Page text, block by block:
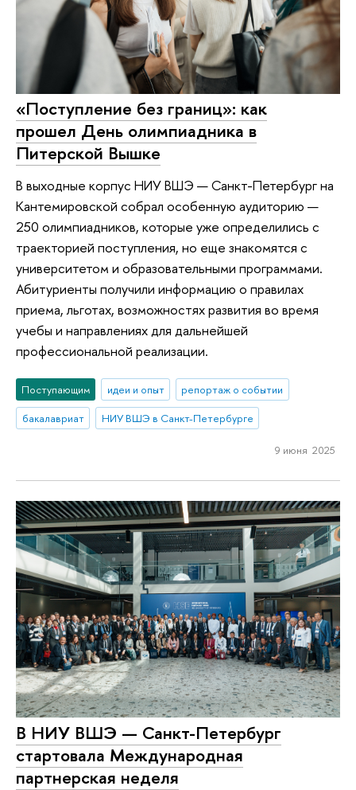
«Поступление без границ»: как
прошел День олимпиадника в
Питерской Вышке
В выходные корпус НИУ ВШЭ — Санкт-Петербург на
Кантемировской собрал особенную аудиторию —
250 олимпиадников, которые уже определились с
траекторией поступления, но еще знакомятся с
университетом и образовательными программами.
Абитуриенты получили информацию о правилах
приема, льготах, возможностях развития во время
учебы и направлениях для дальнейшей
профессиональной реализации.
Поступающим идеи и опыт
репортаж о событии
бакалавриат
НИУ ВШЭ в Санкт-Петербурге
9 июня 2025
В НИУ ВШЭ — Санкт-Петербург
стартовала Международная
партнерская неделя